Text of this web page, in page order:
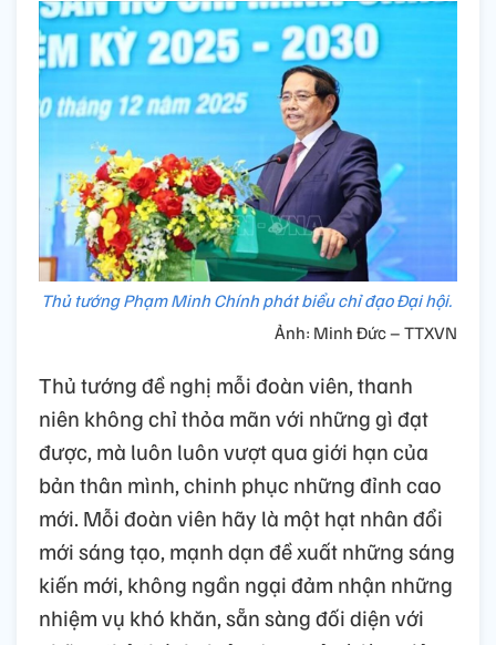
Thủ tướng Phạm Minh Chính phát biểu chỉ đạo Đại hội.
Ảnh: Minh Đức – TTXVN
Thủ tướng đề nghị mỗi đoàn viên, thanh
niên không chỉ thỏa mãn với những gì đạt
được, mà luôn luôn vượt qua giới hạn của
bản thân mình, chinh phục những đỉnh cao
mới. Mỗi đoàn viên hãy là một hạt nhân đổi
mới sáng tạo, mạnh dạn đề xuất những sáng
kiến mới, không ngần ngại đảm nhận những
nhiệm vụ khó khăn, sẵn sàng đối diện với